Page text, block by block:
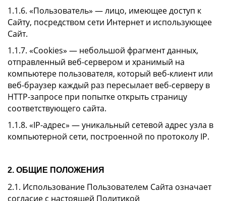
1.1.6. «Пользователь» — лицо, имеющее доступ к
Сайту, посредством сети Интернет и использующее
Сайт.
1.1.7. «Cookies» — небольшой фрагмент данных,
отправленный веб-сервером и хранимый на
компьютере пользователя, который веб-клиент или
веб-браузер каждый раз пересылает веб-серверу в
HTTP-запросе при попытке открыть страницу
соответствующего сайта.
1.1.8. «IP-адрес» — уникальный сетевой адрес узла в
компьютерной сети, построенной по протоколу IP.
2. ОБЩИЕ ПОЛОЖЕНИЯ
2.1. Использование Пользователем Сайта означает
согласие с настоящей Политикой